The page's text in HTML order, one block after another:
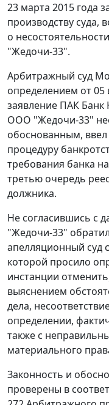
23 марта 2015 года
производству суда,
о
"Жедочи-33".
Арбитражный суд
определением от 05
заявление ПАК
ООО "Жедочи-33"
обоснованным,
процедуру
требования банка
третью очередь
должника.
Не согласившись с
"Жедочи-33"
апелляционный суд
которой просило
инстанции
выяснением
дела,
определении,
также с
материального
Законность и
проверены в